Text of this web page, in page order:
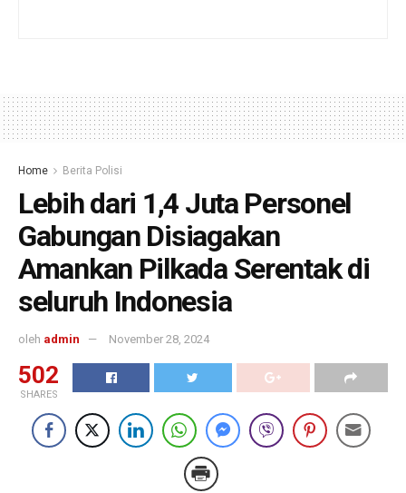
Home Berita Polisi
Lebih dari 1,4 Juta Personel
Gabungan Disiagakan
Amankan Pilkada Serentak di
seluruh Indonesia
oleh admin November 28, 2024
502
SHARES